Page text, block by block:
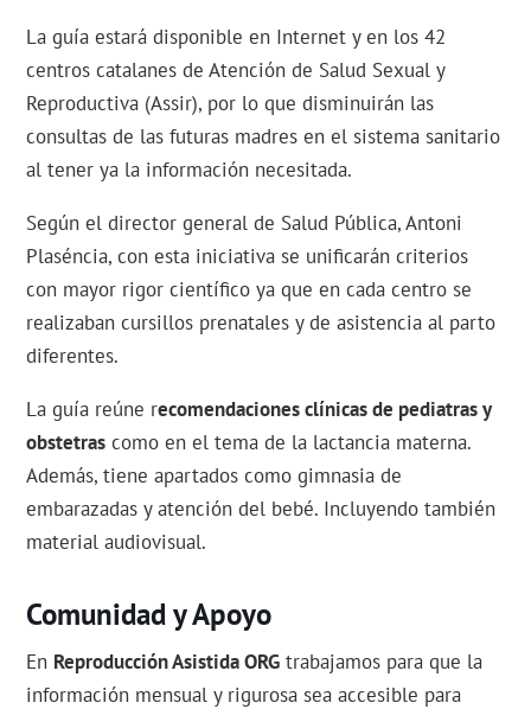
La guía estará disponible en Internet y en los 42
centros catalanes de Atención de Salud Sexual y
Reproductiva (Assir), por lo que disminuirán las
consultas de las futuras madres en el sistema sanitario
al tener ya la información necesitada.
Según el director general de Salud Pública, Antoni
Plaséncia, con esta iniciativa se unificarán criterios
con mayor rigor científico ya que en cada centro se
realizaban cursillos prenatales y de asistencia al parto
diferentes.
La guía reúne recomendaciones clínicas de pediatras y
obstetras como en el tema de la lactancia materna.
Además, tiene apartados como gimnasia de
embarazadas y atención del bebé. Incluyendo también
material audiovisual.
Comunidad y Apoyo
En Reproducción Asistida ORG trabajamos para que la
información mensual y rigurosa sea accesible para